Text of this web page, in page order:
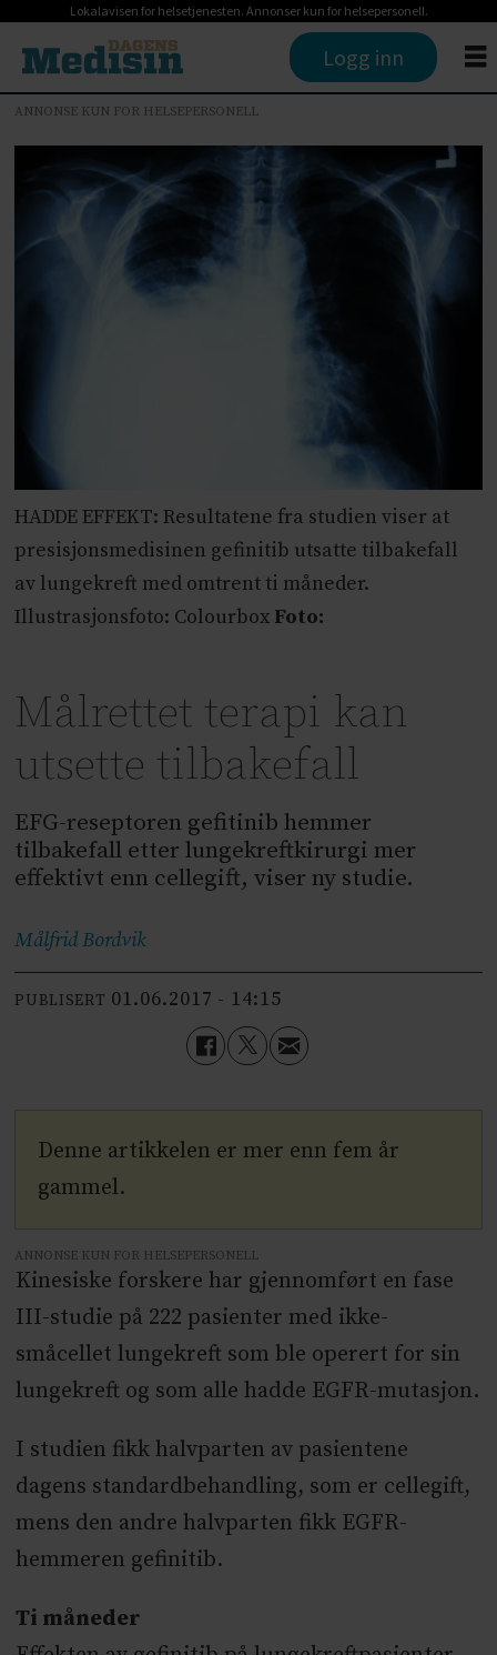
Lokalavisen for helsetjenesten. Annonser kun for helsepersonell.
Logg inn
ANNONSE KUN FOR HELSEPERSONELL
HADDE EFFEKT: Resultatene fra studien viser at
presisjonsmedisinen gefinitib utsatte tilbakefall
av lungekreft med omtrent ti måneder.
Illustrasjonsfoto: Colourbox Foto:
Målrettet terapi kan
utsette tilbakefall
EFG-reseptoren gefitinib hemmer
tilbakefall etter lungekreftkirurgi mer
effektivt enn cellegift, viser ny studie.
MålfridBordvik
PUBLISERT 01.06.2017 - 14:15
Denne artikkelen er mer enn fem år
gammel.
ANNONSE KUN FOR HELSEPERSONELL
Kinesiske forskere har gjennomført en fase
III-studie på 222 pasienter med ikke-
småcellet lungekreft som ble operert for sin
lungekreft og som alle hadde EGFR-mutasjon.
I studien fikk halvparten av pasientene
dagens standardbehandling, som er cellegift,
mens den andre halvparten fikk EGFR-
hemmeren gefinitib.
Ti måneder